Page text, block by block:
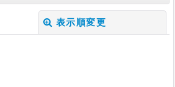
表示順変更